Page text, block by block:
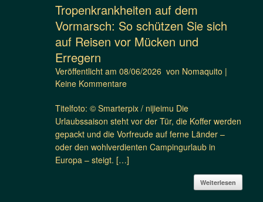
Tropenkrankheiten auf dem
Vormarsch: So schützen Sie sich
auf Reisen vor Mücken und
Erregern
Veröffentlicht am 08/06/2026 von Nomaquito |
Keine Kommentare
Titelfoto: © Smarterpix / nijieimu Die
Urlaubssaison steht vor der Tür, die Koffer werden
gepackt und die Vorfreude auf ferne Länder –
oder den wohlverdienten Campingurlaub in
Europa – steigt. […]
Weiterlesen